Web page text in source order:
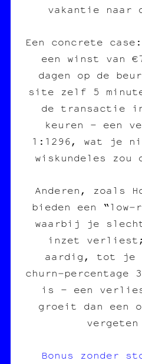
vakantie naar
Een concrete
een winst van
dagen op de
site zelf 5
de transactie
keuren – een
1:1296, wat je
wiskundeles zou
Anderen, zoals
bieden een
waarbij je
inzet
aardig, tot je
churn‑percentage
is – een
groeit dan een
Bonus zonder